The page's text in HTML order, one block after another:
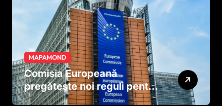
MAPAMOND
Comisia Europeană
pregătește noi reguli pentru
tutun și țigările electronice